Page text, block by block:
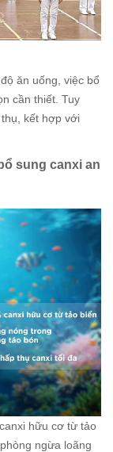
ăn uống, việc bổ
cần thiết. Tuy
kết hợp với
sung canxi an
hữu cơ từ tảo
ngừa loãng